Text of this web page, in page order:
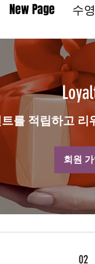
New Page 수
를 적립하고 리
회원 가
02